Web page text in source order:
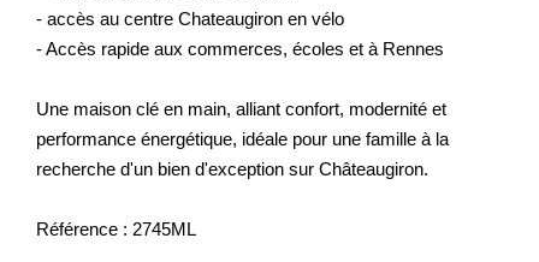
- accès au centre Chateaugiron en vélo
- Accès rapide aux commerces, écoles et à Rennes
Une maison clé en main, alliant confort, modernité et
performance énergétique, idéale pour une famille à la
recherche d'un bien d'exception sur Châteaugiron.
Référence : 2745ML